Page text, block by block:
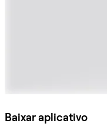
Baixar aplicativo